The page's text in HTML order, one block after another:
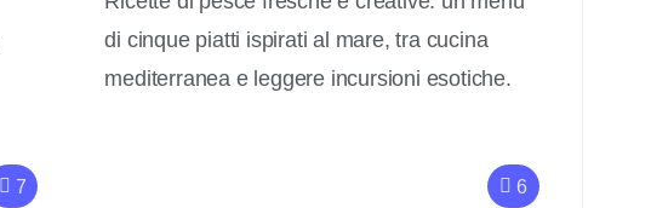
di cinque piatti ispirati al mare, tra cucina
mediterranea e leggere incursioni esotiche.
7 6